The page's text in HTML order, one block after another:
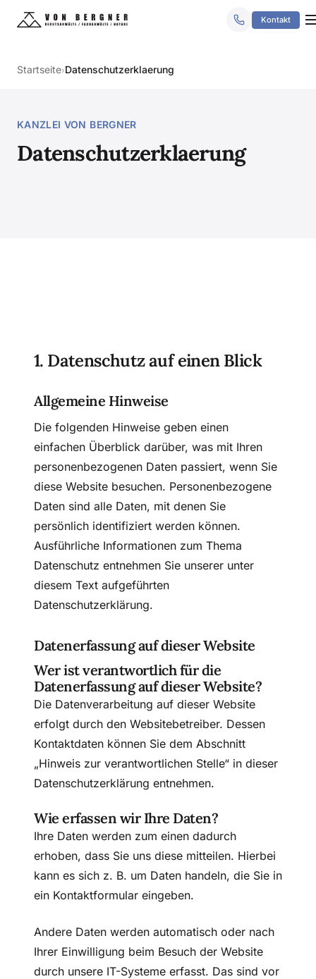
Kontakt
Startseite›Datenschutzerklaerung
KANZLEI VON BERGNER
Datenschutzerklaerung
1. Datenschutz auf einen Blick
Allgemeine Hinweise
Die folgenden Hinweise geben einen
einfachen Überblick darüber, was mit Ihren
personenbezogenen Daten passiert, wenn Sie
diese Website besuchen. Personenbezogene
Daten sind alle Daten, mit denen Sie
persönlich identifiziert werden können.
Ausführliche Informationen zum Thema
Datenschutz entnehmen Sie unserer unter
diesem Text aufgeführten
Datenschutzerklärung.
Datenerfassung auf dieser Website
Wer ist verantwortlich für die
Datenerfassung auf dieser Website?
Die Datenverarbeitung auf dieser Website
erfolgt durch den Websitebetreiber. Dessen
Kontaktdaten können Sie dem Abschnitt
„Hinweis zur verantwortlichen Stelle“ in dieser
Datenschutzerklärung entnehmen.
Wie erfassen wir Ihre Daten?
Ihre Daten werden zum einen dadurch
erhoben, dass Sie uns diese mitteilen. Hierbei
kann es sich z. B. um Daten handeln, die Sie in
ein Kontaktformular eingeben.
Andere Daten werden automatisch oder nach
Ihrer Einwilligung beim Besuch der Website
durch unsere IT-Systeme erfasst. Das sind vor